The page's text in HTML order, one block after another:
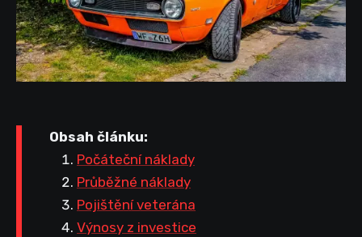
Obsah článku:
Počáteční náklady
Průběžné náklady
Pojištění veterána
Výnosy z investice